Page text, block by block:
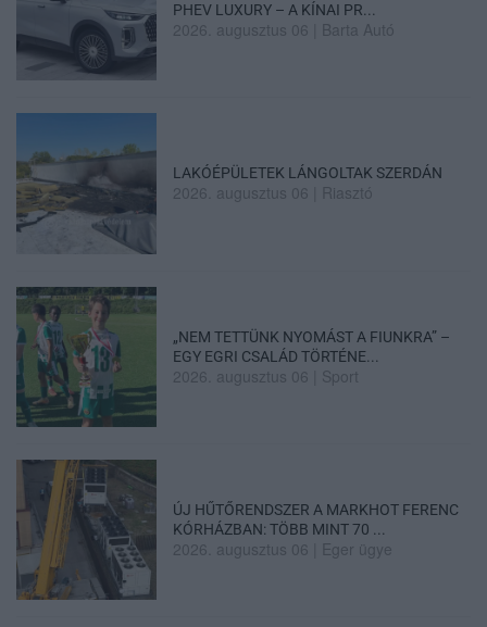
PHEV LUXURY – A KÍNAI PR...
2026. augusztus 06 Barta Autó
LAKÓÉPÜLETEK LÁNGOLTAK SZERDÁN
2026. augusztus 06 Riasztó
„NEM TETTÜNK NYOMÁST A FIUNKRA” –
EGY EGRI CSALÁD TÖRTÉNE...
2026. augusztus 06 Sport
ÚJ HŰTŐRENDSZER A MARKHOT FERENC
KÓRHÁZBAN: TÖBB MINT 70 ...
2026. augusztus 06 Eger ügye